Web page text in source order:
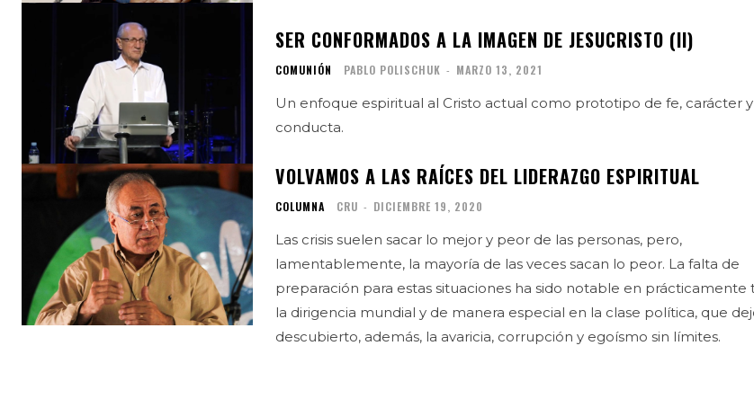
SER CONFORMADOS A LA IMAGEN DE JESUCRISTO (II)
COMUNIÓN PABLO POLISCHUK - MARZO 13, 2021
Un enfoque espiritual al Cristo actual como prototipo de fe, carácter y
conducta.
VOLVAMOS A LAS RAÍCES DEL LIDERAZGO ESPIRITUAL
COLUMNA CRU - DICIEMBRE 19, 2020
Las crisis suelen sacar lo mejor y peor de las personas, pero,
lamentablemente, la mayoría de las veces sacan lo peor. La falta de
preparación para estas situaciones ha sido notable en prácticamente
la dirigencia mundial y de manera especial en la clase política, que
descubierto, además, la avaricia, corrupción y egoísmo sin límites.